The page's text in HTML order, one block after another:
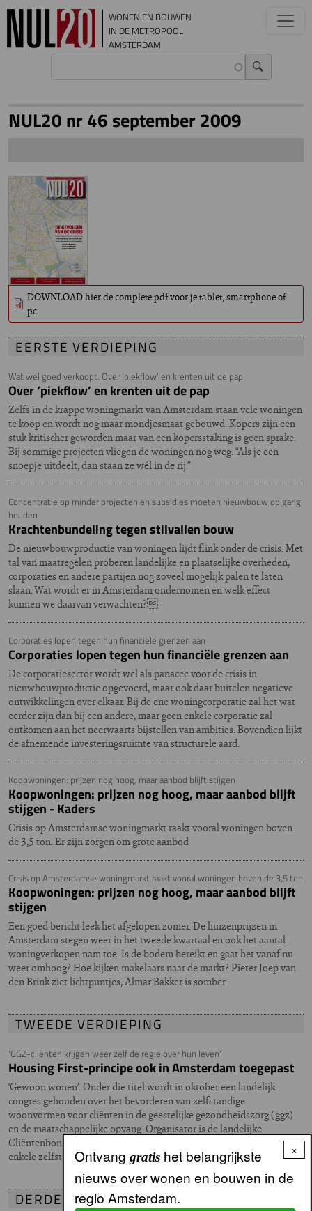
Overslaan en naar de inhoud gaan
WONEN EN BOUWEN
IN DE METROPOOL
AMSTERDAM
EERSTE VERDIEPING
Wat wel goed verkoopt. Over ‘piekflow’ en krenten uit de pap
Over ‘piekflow’ en krenten uit de pap
Zelfs in de krappe woningmarkt van Amsterdam staan vele woningen
te koop en wordt nog maar mondjesmaat gebouwd. Kopers zijn een
stuk kritischer geworden maar van een kopersstaking is geen sprake.
Bij sommige projecten vliegen de woningen nog weg. “Als je een
snoepje uitdeelt, dan staan ze wél in de rij.”
Concentratie op minder projecten en subsidies moeten nieuwbouw op gang
houden
Krachtenbundeling tegen stilvallen bouw
De nieuwbouwproductie van woningen lijdt flink onder de crisis. Met
tal van maatregelen proberen landelijke en plaatselijke overheden,
corporaties en andere partijen nog zoveel mogelijk palen te laten
slaan. Wat wordt er in Amsterdam ondernomen en welk effect
kunnen we daarvan verwachten?
Corporaties lopen tegen hun financiële grenzen aan
Corporaties lopen tegen hun financiële grenzen aan
De corporatiesector wordt wel als panacee voor de crisis in
nieuwbouwproductie opgevoerd, maar ook daar buitelen negatieve
ontwikkelingen over elkaar. Bij de ene woningcorporatie zal het wat
eerder zijn dan bij een andere, maar geen enkele corporatie zal
ontkomen aan het neerwaarts bijstellen van ambities. Bovendien lijkt
de afnemende investeringsruimte van structurele aard.
Koopwoningen: prijzen nog hoog, maar aanbod blijft stijgen
Koopwoningen: prijzen nog hoog, maar aanbod blijft
stijgen - Kaders
Crisis op Amsterdamse woningmarkt raakt vooral woningen boven
de 3,5 ton. Er zijn zorgen om grote aanbod
Crisis op Amsterdamse woningmarkt raakt vooral woningen boven de 3,5 ton
Koopwoningen: prijzen nog hoog, maar aanbod blijft
stijgen
Een goed bericht leek het afgelopen zomer. De huizenprijzen in
Amsterdam stegen weer in het tweede kwartaal en ook het aantal
woningverkopen nam toe. Is de bodem bereikt en gaat het vanaf nu
weer omhoog? Hoe kijken makelaars naar de markt? Pieter Joep van
den Brink ziet lichtpuntjes, Almar Bakker is somber.
TWEEDE VERDIEPING
‘GGZ-cliënten krijgen weer zelf de regie over hun leven’
Housing First-principe ook in Amsterdam toegepast
‘Gewoon wonen’. Onder die titel wordt in oktober een landelijk
congres gehouden over het bevorderen van zelfstandige
woonvormen voor cliënten in de geestelijke gezondheidszorg (ggz)
en de maatschappelijke opvang. Organisator is de landelijke
Cliëntenbond in de GGZ. In aanloop naar dit congres nam NUL20
enkele zelfstandige woonvormen voor ggz-cliënten onder de loep.
DERDE VERDIEPING
NUL20 nr 46 september 2009
DOWNLOAD hier de complete pdf voor je tablet, smartphone of
pc.
×
Ontvang gratishet belangrijkste
nieuws over wonen en bouwen in de
regio Amsterdam.